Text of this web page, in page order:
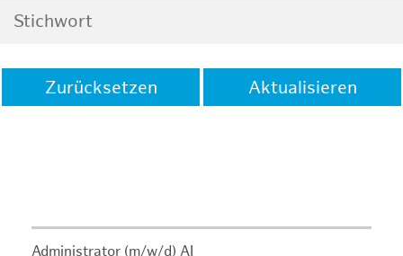
Zurücksetzen Aktualisieren
Administrator (m/w/d) AI